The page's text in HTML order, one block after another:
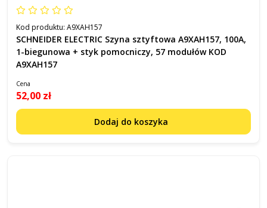
Kod produktu: A9XAH157
SCHNEIDER ELECTRIC Szyna sztyftowa A9XAH157, 100A,
1-biegunowa + styk pomocniczy, 57 modułów KOD
A9XAH157
Cena
52,00 zł
Dodaj do koszyka